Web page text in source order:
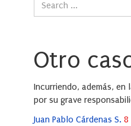
Otro
Incurriendo, además,
por su grave
Juan Pablo Cárdenas S. 8